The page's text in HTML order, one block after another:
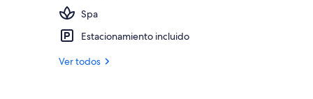
Spa
Estacionamiento incluido
Ver todos